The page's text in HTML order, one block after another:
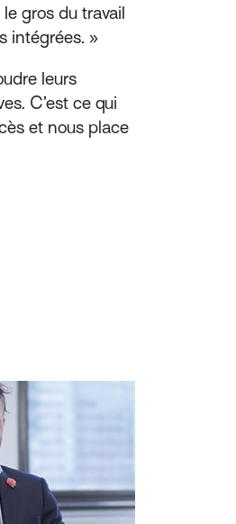
gros du travail
intégrées. »
leurs
C’est ce qui
et nous place